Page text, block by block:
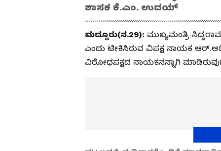
ಶಾಸಕ ಕೆ.ಎಂ. ಉದಯ್
ಮದ್ದೂರು(ನ.29): ಮುಖ್ಯಮಂತ್ರಿ
ಎಂದು ಟೀಕಿಸಿರುವ ವಿಪಕ್ಷ ನಾಯಕ
ವಿರೋಧಪಕ್ಷದ ನಾಯಕನನ್ನಾಗಿ